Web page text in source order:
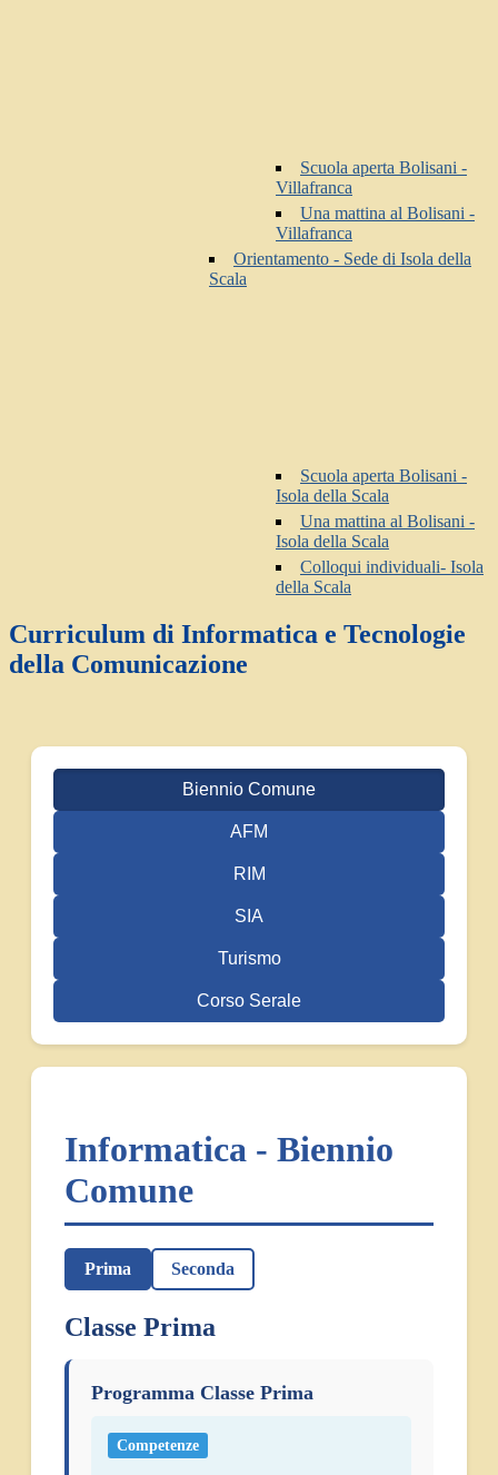
Scuola aperta Bolisani -
Villafranca
Una mattina al Bolisani -
Villafranca
Orientamento - Sede di Isola della
Scala
Scuola aperta Bolisani -
Isola della Scala
Una mattina al Bolisani -
Isola della Scala
Colloqui individuali- Isola
della Scala
Curriculum di Informatica e Tecnologie
della Comunicazione
Biennio Comune
AFM
RIM
SIA
Turismo
Corso Serale
Informatica - Biennio
Comune
Prima Seconda
Classe Prima
Programma Classe Prima
Competenze